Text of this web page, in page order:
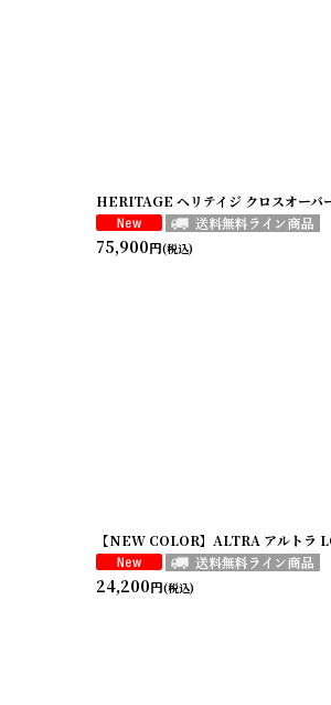
HERITAGE ヘリテイジ クロスオー
75,900円(税込)
【NEW COLOR】ALTRA アルトラ
24,200円(税込)